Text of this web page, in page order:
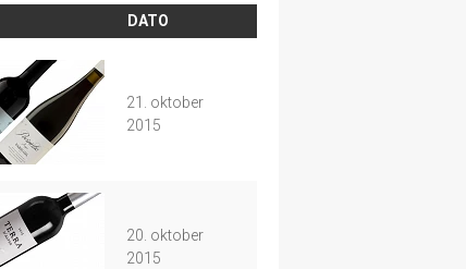
DATO
21. oktober
2015
20. oktober
2015